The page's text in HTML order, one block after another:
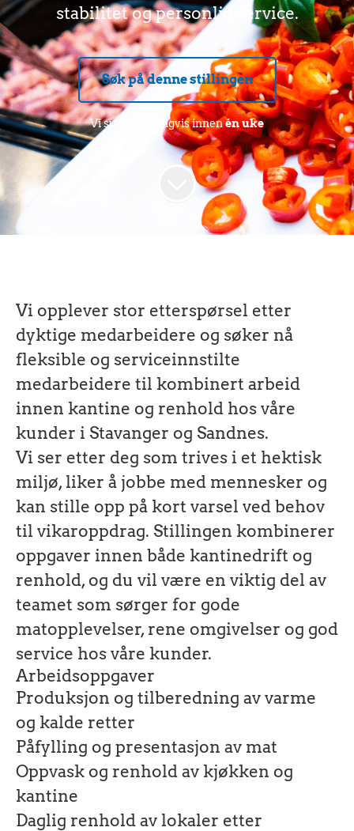
stabilitet og personlig service.
Søk på denne stillingen
Vi svarer vanligvis innenén uke
Vi opplever stor etterspørsel etter
dyktige medarbeidere og søker nå
fleksible og serviceinnstilte
medarbeidere til kombinert arbeid
innen kantine og renhold hos våre
kunder i Stavanger og Sandnes.
Vi ser etter deg som trives i et hektisk
miljø, liker å jobbe med mennesker og
kan stille opp på kort varsel ved behov
til vikaroppdrag. Stillingen kombinerer
oppgaver innen både kantinedrift og
renhold, og du vil være en viktig del av
teamet som sørger for gode
matopplevelser, rene omgivelser og god
service hos våre kunder.
Arbeidsoppgaver
Produksjon og tilberedning av varme
og kalde retter
Påfylling og presentasjon av mat
Oppvask og renhold av kjøkken og
kantine
Daglig renhold av lokaler etter